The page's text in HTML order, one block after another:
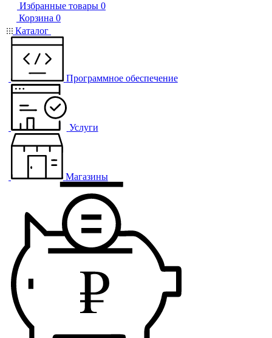
Избранные товары 0
Корзина 0
Каталог
Программное обеспечение
Услуги
Магазины